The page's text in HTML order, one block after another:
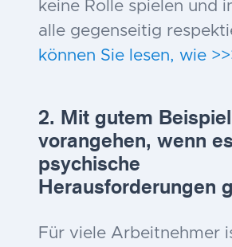
keine Rolle spielen und
alle gegenseitig
können Sie lesen, wie
2. Mit gutem Beispiel
vorangehen, wenn
psychische
Herausforderungen
Für viele Arbeitnehmer